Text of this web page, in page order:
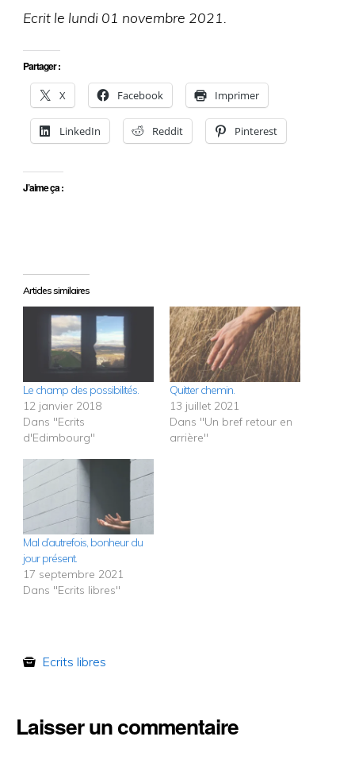
Ecrit le lundi 01 novembre 2021.
Partager :
X Facebook Imprimer
LinkedIn Reddit Pinterest
J’aime ça :
Articles similaires
Le champ des possibilités.
12 janvier 2018
Dans "Ecrits
d'Edimbourg"
Quitter chemin.
13 juillet 2021
Dans "Un bref retour en
arrière"
Mal d’autrefois, bonheur du
jour présent.
17 septembre 2021
Dans "Ecrits libres"
Ecrits libres
Laisser un commentaire